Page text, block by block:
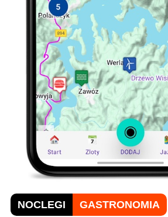
NOCLEGI GASTRONOMIA